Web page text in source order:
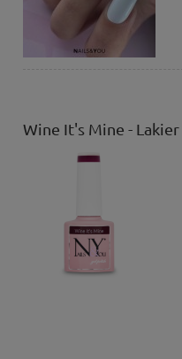
Wine It's Mine -